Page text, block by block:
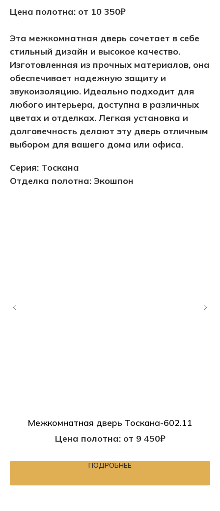
Цена полотна: от 10 350₽
Эта межкомнатная дверь сочетает в себе
стильный дизайн и высокое качество.
Изготовленная из прочных материалов, она
обеспечивает надежную защиту и
звукоизоляцию. Идеально подходит для
любого интерьера, доступна в различных
цветах и отделках. Легкая установка и
долговечность делают эту дверь отличным
выбором для вашего дома или офиса.
Серия: Тоскана
Отделка полотна: Экошпон
Межкомнатная дверь Тоскана-602.11
Цена полотна: от 9 450₽
ПОДРОБНЕЕ